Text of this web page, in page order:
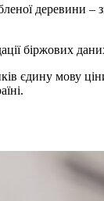
деревини –
біржових
єдину мову